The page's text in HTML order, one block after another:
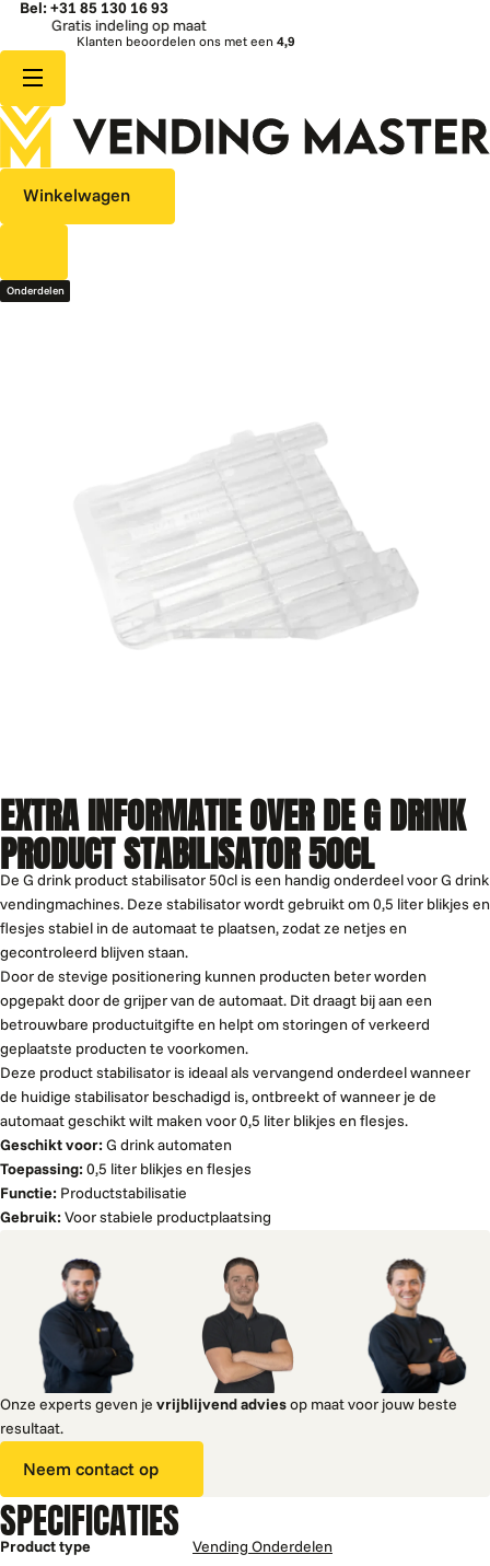
Bel: +31 85 130 16 93
Gratis indeling op maat
Klanten beoordelen ons met een 4,9
Winkelwagen
Onderdelen
EXTRA INFORMATIE OVER DE G DRINK
PRODUCT STABILISATOR 50CL
De G drink product stabilisator 50cl is een handig onderdeel voor G drink
vendingmachines. Deze stabilisator wordt gebruikt om 0,5 liter blikjes en
flesjes stabiel in de automaat te plaatsen, zodat ze netjes en
gecontroleerd blijven staan.
Door de stevige positionering kunnen producten beter worden
opgepakt door de grijper van de automaat. Dit draagt bij aan een
betrouwbare productuitgifte en helpt om storingen of verkeerd
geplaatste producten te voorkomen.
Deze product stabilisator is ideaal als vervangend onderdeel wanneer
de huidige stabilisator beschadigd is, ontbreekt of wanneer je de
automaat geschikt wilt maken voor 0,5 liter blikjes en flesjes.
Geschikt voor: G drink automaten
Toepassing: 0,5 liter blikjes en flesjes
Functie: Productstabilisatie
Gebruik: Voor stabiele productplaatsing
Onze experts geven je vrijblijvend adviesop maat voor jouw beste
resultaat.
Neem contact op
SPECIFICATIES
Product type Vending Onderdelen